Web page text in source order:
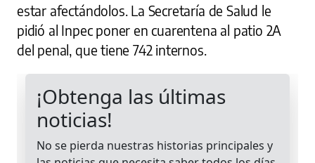
estar afectándolos. La Secretaría de Salud le
pidió al Inpec poner en cuarentena al patio 2A
del penal, que tiene 742 internos.